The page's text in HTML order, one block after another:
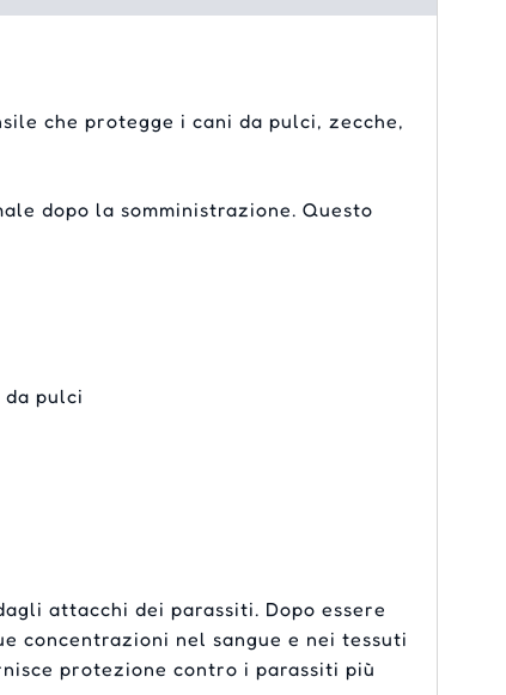
che protegge i cani da pulci, zecche,
dopo la somministrazione. Questo
pulci
attacchi dei parassiti. Dopo essere
concentrazioni nel sangue e nei tessuti
protezione contro i parassiti più